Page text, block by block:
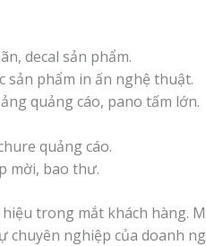
decal sản phẩm.
sản phẩm in ấn nghệ thuật.
quảng cáo, pano tấm lớn.
quảng cáo.
mời, bao thư.
trong mắt khách hàng.
nghiệp của doanh